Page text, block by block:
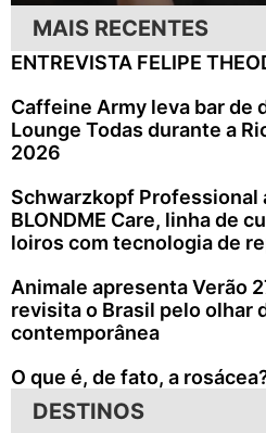
MAIS RECENTES
ENTREVISTA FELIPE
Caffeine Army leva bar de
Lounge Todas durante a
2026
Schwarzkopf Professional
BLONDME Care, linha de
loiros com tecnologia de
Animale apresenta Verão
revisita o Brasil pelo olhar
contemporânea
O que é, de fato, a
DESTINOS